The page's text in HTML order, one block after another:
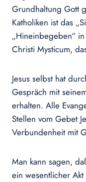
Grundhaltung Gott
Katholiken ist das
„Hineinbegeben“
Christi Mysticum,
Jesus selbst hat
Gespräch mit
erhalten. Alle
Stellen vom Gebet
Verbundenheit mit
Man kann sagen,
ein wesentlicher